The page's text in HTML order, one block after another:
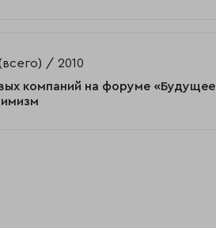
2010
компаний на форуме «Будущее